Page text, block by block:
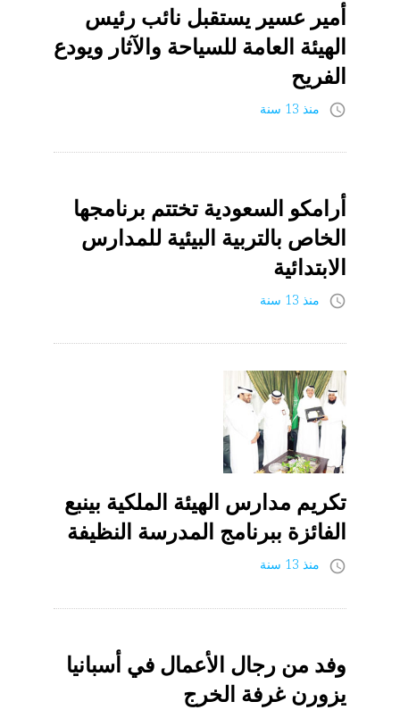
أمير عسير يستقبل نائب رئيس
الهيئة العامة للسياحة والآثار ويودع
الفريح
access_time منذ 13 سنة
أرامكو السعودية تختتم برنامجها
الخاص بالتربية البيئية للمدارس
الابتدائية
access_time منذ 13 سنة
تكريم مدارس الهيئة الملكية بينبع
الفائزة ببرنامج المدرسة النظيفة
access_time منذ 13 سنة
وفد من رجال الأعمال في أسبانيا
يزورن غرفة الخرج